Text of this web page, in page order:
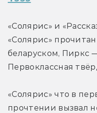
«Солярис» и
«Солярис»
беларуском, Пиркс
Первоклассная
«Солярис» что в
прочтении вызвал